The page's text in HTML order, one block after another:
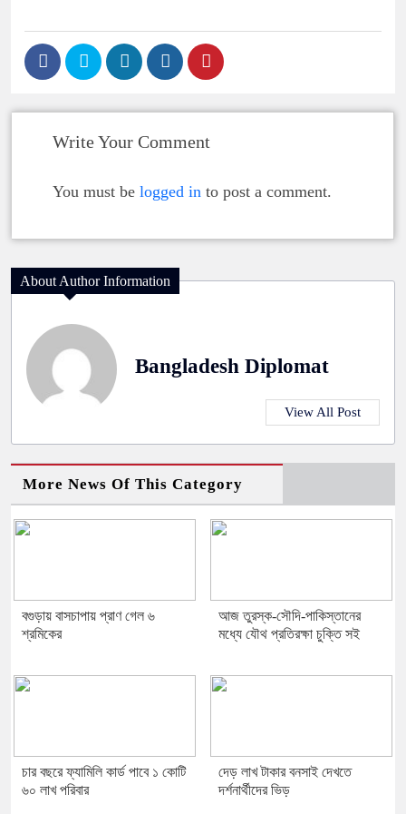
Write Your Comment
You must be logged in to post a comment.
About Author Information
Bangladesh Diplomat
View All Post
More News Of This Category
বগুড়ায় বাসচাপায় প্রাণ গেল ৬
শ্রমিকের
আজ তুরস্ক-সৌদি-পাকিস্তানের
মধ্যে যৌথ প্রতিরক্ষা চুক্তি সই
চার বছরে ফ্যামিলি কার্ড পাবে ১ কোটি
৬০ লাখ পরিবার
দেড় লাখ টাকার বনসাই দেখতে
দর্শনার্থীদের ভিড়